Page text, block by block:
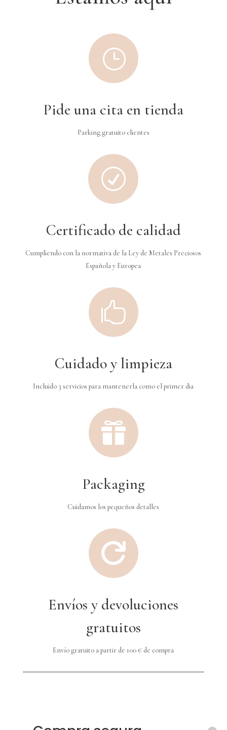
}
Pide una cita en tienda
Parking gratuito clientes
R
Certificado de calidad
Cumpliendo con la normativa de la Ley de Metales Preciosos
Española y Europea

Cuidado y limpieza
Incluido 3 servicios para mantenerla como el primer dia

Packaging
Cuidamos los pequeños detalles

Envíos y devoluciones
gratuitos
Envío gratuito a partir de 100 € de compra